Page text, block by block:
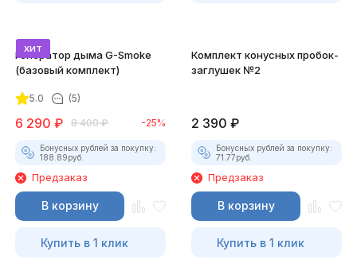
хит
Генератор дыма G-Smoke
(базовый комплект)
5.0 (5)
6 290 ₽ 8 400 ₽ -25%
Бонусных рублей за покупку:
188.89руб.
Предзаказ
В корзину
Купить в 1 клик
Комплект конусных пробок-
заглушек №2
2 390 ₽
Бонусных рублей за покупку:
71.77руб.
Предзаказ
В корзину
Купить в 1 клик